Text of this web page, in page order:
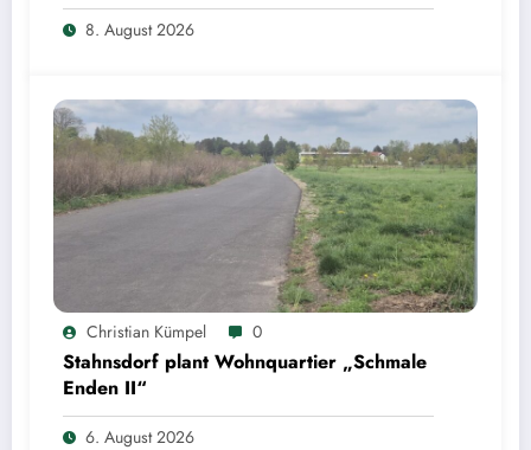
8. August 2026
Christian Kümpel 0
Stahnsdorf plant Wohnquartier „Schmale
Enden II“
6. August 2026